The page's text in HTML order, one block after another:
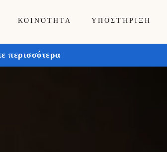
ΚΟΙΝΌΤΗΤΑ ΥΠΟΣΤΉΡΙΞΗ
περισσότερα